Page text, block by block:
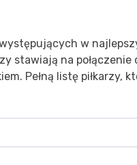
w
stawiają na połączenie
Pełną listę piłkarzy,